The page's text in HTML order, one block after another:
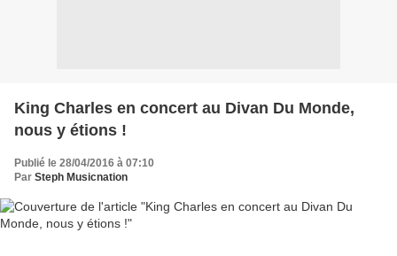
King Charles en concert au Divan Du Monde,
nous y étions !
Publié le 28/04/2016 à 07:10
Par Steph Musicnation